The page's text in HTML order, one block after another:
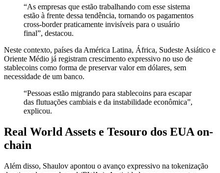
“As empresas que estão trabalhando com esse sistema
estão à frente dessa tendência, tornando os pagamentos
cross-border praticamente invisíveis para o usuário
final”, destacou.
Neste contexto, países da América Latina, África, Sudeste Asiático e
Oriente Médio já registram crescimento expressivo no uso de
stablecoins como forma de preservar valor em dólares, sem
necessidade de um banco.
“Pessoas estão migrando para stablecoins para escapar
das flutuações cambiais e da instabilidade econômica”,
explicou.
Real World Assets e Tesouro dos EUA on-
chain
Além disso, Shaulov apontou o avanço expressivo na tokenização